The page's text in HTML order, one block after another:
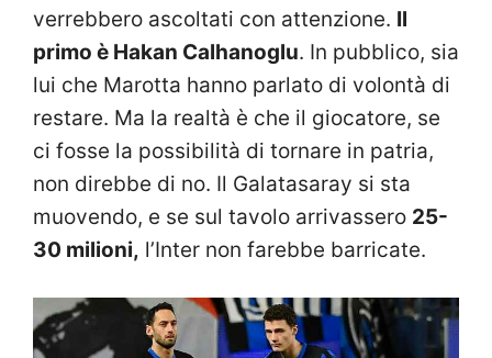
verrebbero ascoltati con attenzione. Il
primo è Hakan Calhanoglu. In pubblico, sia
lui che Marotta hanno parlato di volontà di
restare. Ma la realtà è che il giocatore, se
ci fosse la possibilità di tornare in patria,
non direbbe di no. Il Galatasaray si sta
muovendo, e se sul tavolo arrivassero 25-
30 milioni, l’Inter non farebbe barricate.